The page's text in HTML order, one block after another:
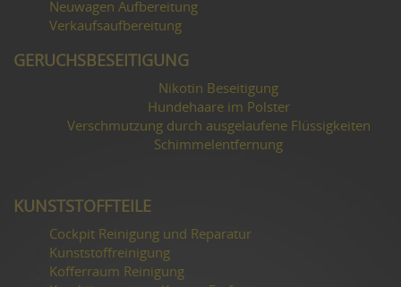
Neuwagen Aufbereitung
Verkaufsaufbereitung
GERUCHSBESEITIGUNG
Nikotin Beseitigung
Hundehaare im Polster
Verschmutzung durch ausgelaufene Flüssigkeiten
Schimmelentfernung
KUNSTSTOFFTEILE
Cockpit Reinigung und Reparatur
Kunststoffreinigung
Kofferraum Reinigung